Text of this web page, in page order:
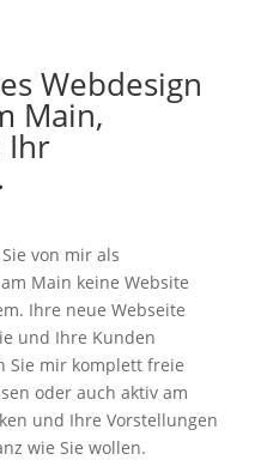
Webdesign
Main,
Ihr
von mir als
Main keine Website
Ihre neue Webseite
und Ihre Kunden
Sie mir komplett freie
oder auch aktiv am
und Ihre Vorstellungen
wie Sie wollen.